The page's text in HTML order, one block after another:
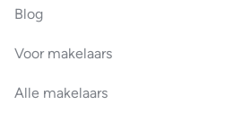
Blog
Voor makelaars
Alle makelaars